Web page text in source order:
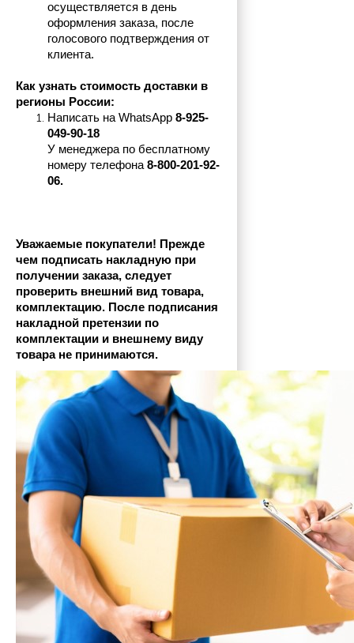
осуществляется в день
оформления заказа, после
голосового подтверждения от
клиента.
Как узнать стоимость доставки в
регионы России:
Написать на WhatsApp 8-925-
049-90-18
У менеджера по бесплатному
номеру телефона 8-800-201-92-
06.
Уважаемые покупатели! Прежде
чем подписать накладную при
получении заказа, следует
проверить внешний вид товара,
комплектацию. После подписания
накладной претензии по
комплектации и внешнему виду
товара не принимаются.